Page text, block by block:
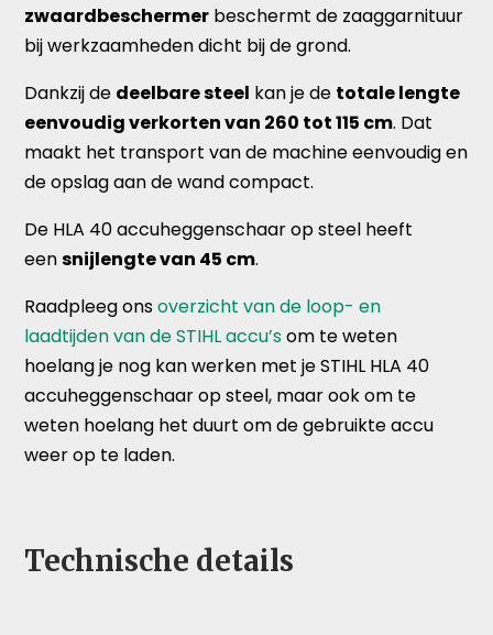
zwaardbeschermer beschermt de zaaggarnituur
bij werkzaamheden dicht bij de grond.
Dankzij de deelbare steel kan je de totale lengte
eenvoudig verkorten van 260 tot 115 cm. Dat
maakt het transport van de machine eenvoudig en
de opslag aan de wand compact.
De HLA 40 accuheggenschaar op steel heeft
eensnijlengte van 45 cm.
Raadpleeg onsoverzicht van de loop- en
laadtijden van de STIHL accu’som te weten
hoelang je nog kan werken met je STIHL HLA 40
accuheggenschaar op steel, maar ook om te
weten hoelang het duurt om de gebruikte accu
weer op te laden.
Technische details